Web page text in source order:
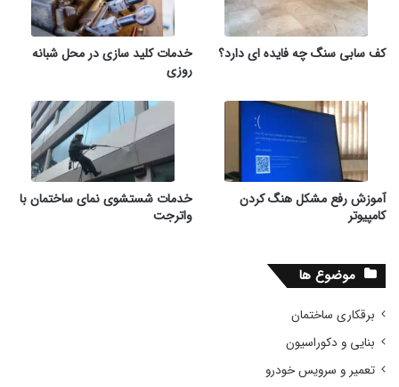
کف سابی سنگ چه فایده ای دارد؟
خدمات کلید سازی در محل شبانه
روزی
آموزش رفع مشکل هنگ کردن
کامپیوتر
خدمات شستشوی نمای ساختمان با
واترجت
موضوع ها
برقکاری ساختمان
بنایی و دکوراسیون
تعمیر و سرویس خودرو